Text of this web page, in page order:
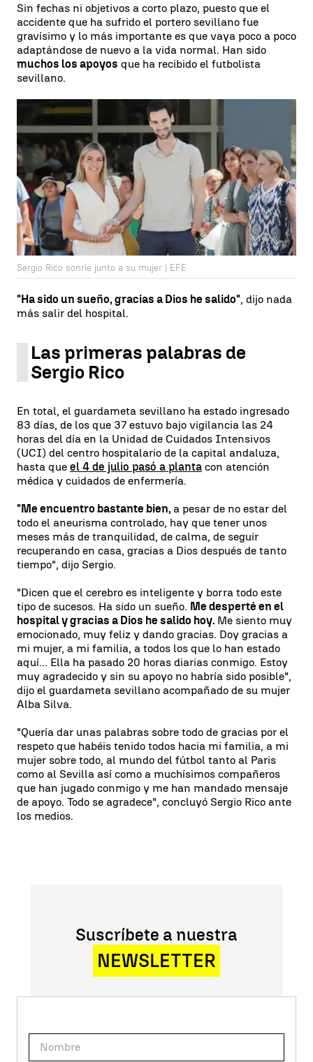
Sin fechas ni objetivos a corto plazo, puesto que el
accidente que ha sufrido el portero sevillano fue
gravísimo y lo más importante es que vaya poco a poco
adaptándose de nuevo a la vida normal. Han sido
muchos los apoyos que ha recibido el futbolista
sevillano.
Sergio Rico sonríe junto a su mujer | EFE
"Ha sido un sueño, gracias a Dios he salido", dijo nada
más salir del hospital.
Las primeras palabras de
Sergio Rico
En total, el guardameta sevillano ha estado ingresado
83 días, de los que 37 estuvo bajo vigilancia las 24
horas del día en la Unidad de Cuidados Intensivos
(UCI) del centro hospitalario de la capital andaluza,
hasta que el 4 de julio pasó a planta con atención
médica y cuidados de enfermería.
"Me encuentro bastante bien, a pesar de no estar del
todo el aneurisma controlado, hay que tener unos
meses más de tranquilidad, de calma, de seguir
recuperando en casa, gracias a Dios después de tanto
tiempo", dijo Sergio.
"Dicen que el cerebro es inteligente y borra todo este
tipo de sucesos. Ha sido un sueño. Me desperté en el
hospital y gracias a Dios he salido hoy. Me siento muy
emocionado, muy feliz y dando gracias. Doy gracias a
mi mujer, a mi familia, a todos los que lo han estado
aquí... Ella ha pasado 20 horas diarias conmigo. Estoy
muy agradecido y sin su apoyo no habría sido posible",
dijo el guardameta sevillano acompañado de su mujer
Alba Silva.
"Quería dar unas palabras sobre todo de gracias por el
respeto que habéis tenido todos hacia mi familia, a mi
mujer sobre todo, al mundo del fútbol tanto al Paris
como al Sevilla así como a muchísimos compañeros
que han jugado conmigo y me han mandado mensaje
de apoyo. Todo se agradece", concluyó Sergio Rico ante
los medios.
Suscríbete a nuestra
NEWSLETTER